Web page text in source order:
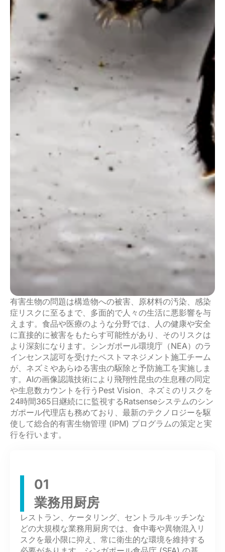
有害生物の問題は構造物への被害、 原材料の汚染、感染
症リスク に至るまで、多面的で人々の生活に悪影響を与
えます。食品や医療のような分野では、
人の健康や安全
に直接的に被害をもたらす可能性があり、 そのリスクは
より 深刻になります。シンガポール環境庁（NEA）のラ
インセンス認可を受けたペストマネジメント施工チーム
が、ネズミやあらゆる害虫の駆除と予防施工を実施しま
す。 AIの画像認識技術により飛翔性昆虫の生息種の同定
や生息数カウントを行うPest Vision、ネズミのリスクを
24時間365日継続にに監視するRatsenseシステムのシン
ガポール代理店も務めており、最新のテクノロジーを駆
使して総合的有害生物管理 (IPM) プログラムの策定と実
行を行います。
01
業務用厨房
レストラン、ケータリング、セントラルキッチンな
どの大規模な業務用厨房では、 食中毒や異物混入リ
スクを最小限に抑え、常に衛生的な環境を維持する